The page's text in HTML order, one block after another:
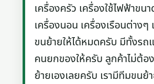
เครื่องครัว เครื่องใช้ไฟฟ้าขน
เครื่องนอน เครื่องเรือนต่างๆ
ขนย้ายให้ได้หมดครับ มีทั้งรถ
คนยกของให้ครับ ลูกค้าไม่ต้อ
ย้ายเองเลยครับ เรามีทีมขนย้